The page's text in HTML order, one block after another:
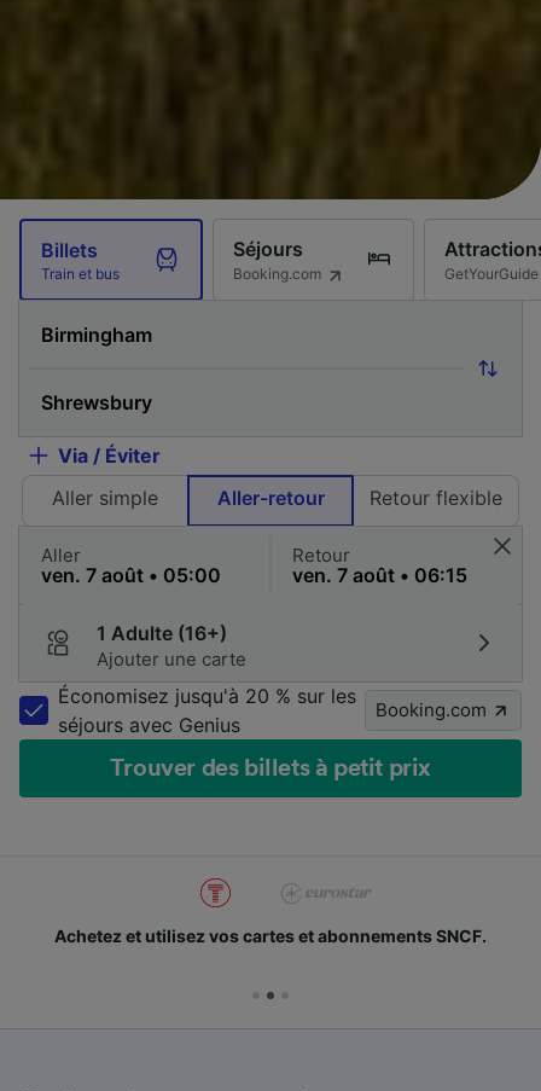
Billets
Train et bus
Séjours
Booking.com GetYourGuide
Via / Éviter
Aller simple
Aller-retour Retour flexible
Aller Retour
1 Adulte (16+)
Ajouter une carte
Économisez jusqu'à 20 % sur les
séjours avec Genius
Booking.com
Trouver des billets à petit prix
Achetez et utilisez vos cartes et abonnements SNCF.